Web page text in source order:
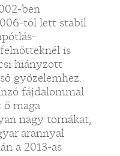
ben
tól lett stabil
is
hiányzott
győzelemhez.
fájdalommal
maga
nagy tornákat,
arannyal
a 2013-as